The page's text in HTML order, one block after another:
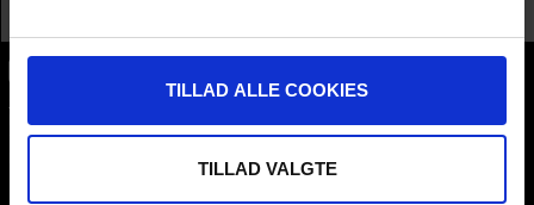
TILLAD ALLE COOKIES
TILLAD VALGTE
Flæsketorvet 60, 3s
1711Copenhagen V